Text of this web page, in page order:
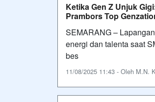
Ketika Gen Z Unjuk
Prambors Top
SEMARANG –
energi dan talenta saat
bes
11/08/2025 11:43 - Oleh M.N.